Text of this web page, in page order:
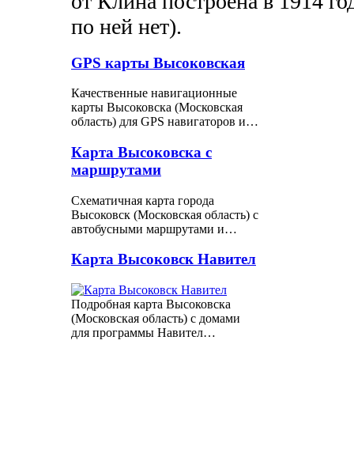
по ней нет).
GPS карты Высоковская
Качественные навигационные
карты Высоковска (Московская
область) для GPS навигаторов и…
Карта Высоковска с
маршрутами
Схематичная карта города
Высоковск (Московская область) с
автобусными маршрутами и…
Карта Высоковск Навител
Подробная карта Высоковска
(Московская область) с домами
для программы Навител…